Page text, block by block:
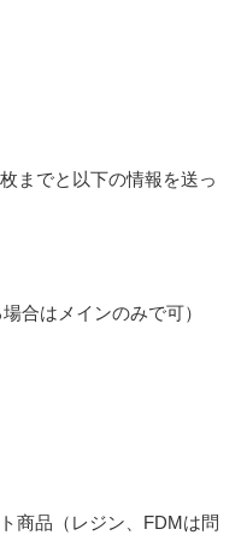
でと以下の情報を送っ
合はメインのみで可）
商品（レジン、FDMは問